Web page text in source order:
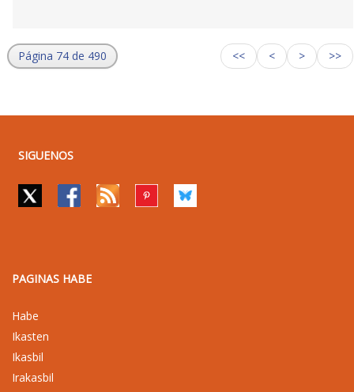
Página 74 de 490 << < > >>
SIGUENOS
PAGINAS HABE
Habe
Ikasten
Ikasbil
Irakasbil